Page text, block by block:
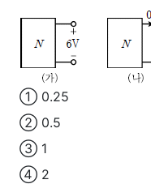
① 0.25
② 0.5
③ 1
④ 2